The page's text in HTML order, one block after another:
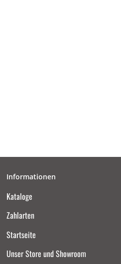
Informationen
Kataloge
Zahlarten
Startseite
Unser Store und Showroom